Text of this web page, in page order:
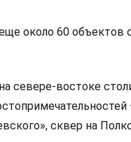
около 60 объектов
севере-востоке
сквер на